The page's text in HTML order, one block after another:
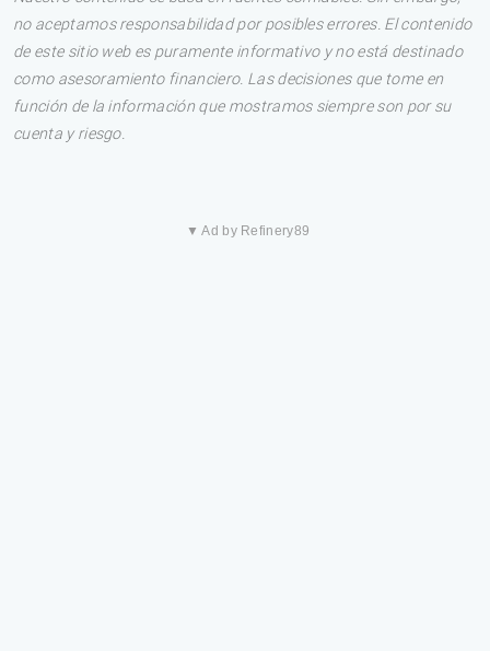
no aceptamos responsabilidad por posibles errores. El contenido
de este sitio web es puramente informativo y no está destinado
como asesoramiento financiero. Las decisiones que tome en
función de la información que mostramos siempre son por su
cuenta y riesgo.
▼ Ad by Refinery89